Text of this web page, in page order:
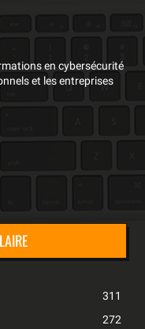
en cybersécurité
et les entreprises
311
272